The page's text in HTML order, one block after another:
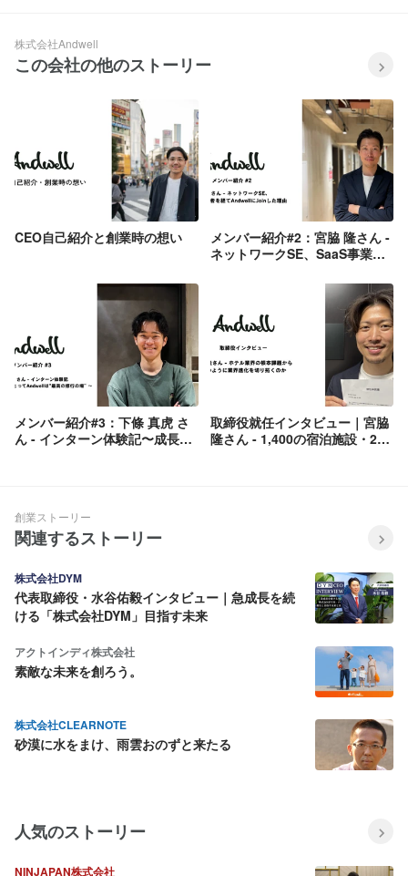
株式会社Andwell
この会社の他のストーリー
CEO自己紹介と創業時の想い
メンバー紹介#2：宮脇 隆さん -
ネットワークSE、SaaS事業責
メンバー紹介#3：下條 真虎 さ
ん - インターン体験記〜成長志
取締役就任インタビュー｜宮脇
隆さん - 1,400の宿泊施設・2万
創業ストーリー
関連するストーリー
株式会社DYM
代表取締役・水谷佑毅インタビュー｜急成長を続
ける「株式会社DYM」目指す未来
アクトインディ株式会社
素敵な未来を創ろう。
株式会社CLEARNOTE
砂漠に水をまけ、雨雲おのずと来たる
人気のストーリー
NINJAPAN株式会社